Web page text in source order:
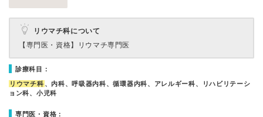
リウマチ科について
【専門医・資格】
リウマチ専門医
診療科目：
リウマチ科 、内科、呼吸器内科、循環器内科、アレルギー科、リハビリテーシ
ョン科、小児科
専門医・資格：